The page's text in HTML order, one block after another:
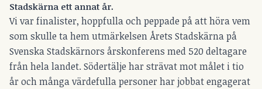
Stadskärna ett annat år.
Vi var finalister, hoppfulla och peppade på att höra vem
som skulle ta hem utmärkelsen Årets Stadskärna på
Svenska Stadskärnors årskonferens med 520 deltagare
från hela landet. Södertälje har strävat mot målet i tio
år och många värdefulla personer har jobbat engagerat